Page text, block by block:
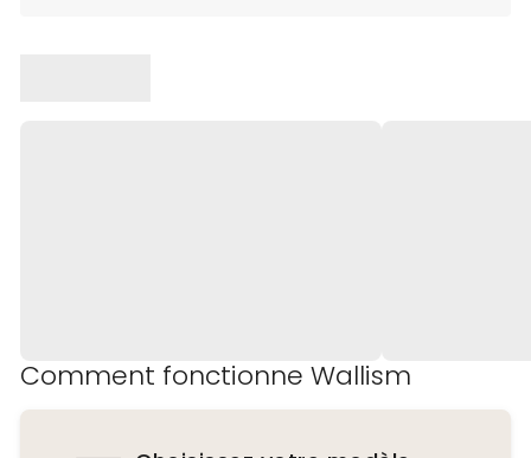
Comment fonctionne Wallism